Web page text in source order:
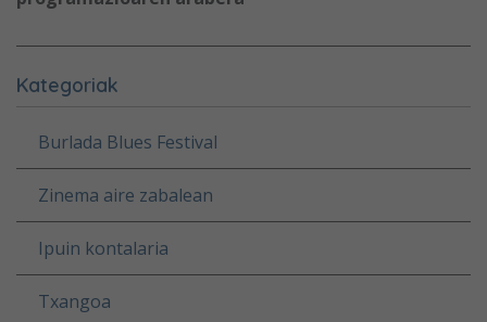
Kategoriak
Burlada Blues Festival
Zinema aire zabalean
Ipuin kontalaria
Txangoa